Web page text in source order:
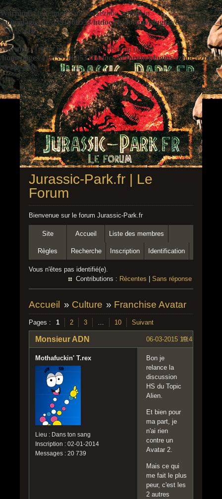
Warning: Undefined variable $ezbbc_config in
/homepages/41/d391060533/htdocs/jp/forum/plugins/ezbbc/
on line410
Warning: Trying to access array offset on null in
/homepages/41/d391060533/htdocs/jp/forum/plugins/ezbbc/
on line410
Jurassic-Park.fr | Le
Forum
Bienvenue sur le forum Jurassic-Park.fr
Site Accueil Liste des membres
Règles Recherche Inscription Identification
Vous n'êtes pas identifié(e).
Contributions : Récentes Sans réponse
Accueil » Culture » Franchise Avatar
Pages : 1 2 3 … 10 Suivant
#1
06-03-2015 19:45:19
Monsieur ADN
Mothafuckin' T.rex
Lieu : Dans ton sang
Inscription : 02-01-2014
Messages : 20 739
Bon je
relance la
discussion
HS du Topic
Alien.
Et bien pour
ma part, je
n'ai rien
contre un
Avatar 2.
Mais ce qui
me fait le plus
peur, c'est les
2 autres